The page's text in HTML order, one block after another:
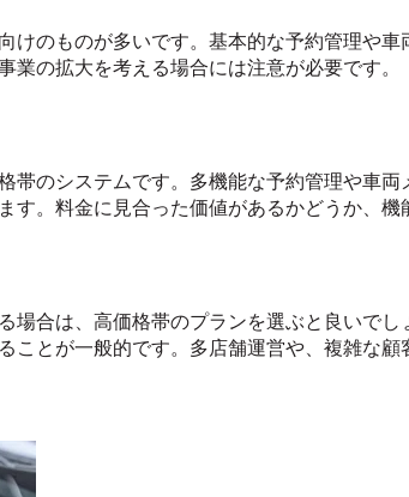
けのものが多いです。基本的な予約管理や
の拡大を考える場合には注意が必要です。
帯のシステムです。多機能な予約管理や車
。料金に見合った価値があるかどうか、機
場合は、高価格帯のプランを選ぶと良いで
とが一般的です。多店舗運営や、複雑な顧